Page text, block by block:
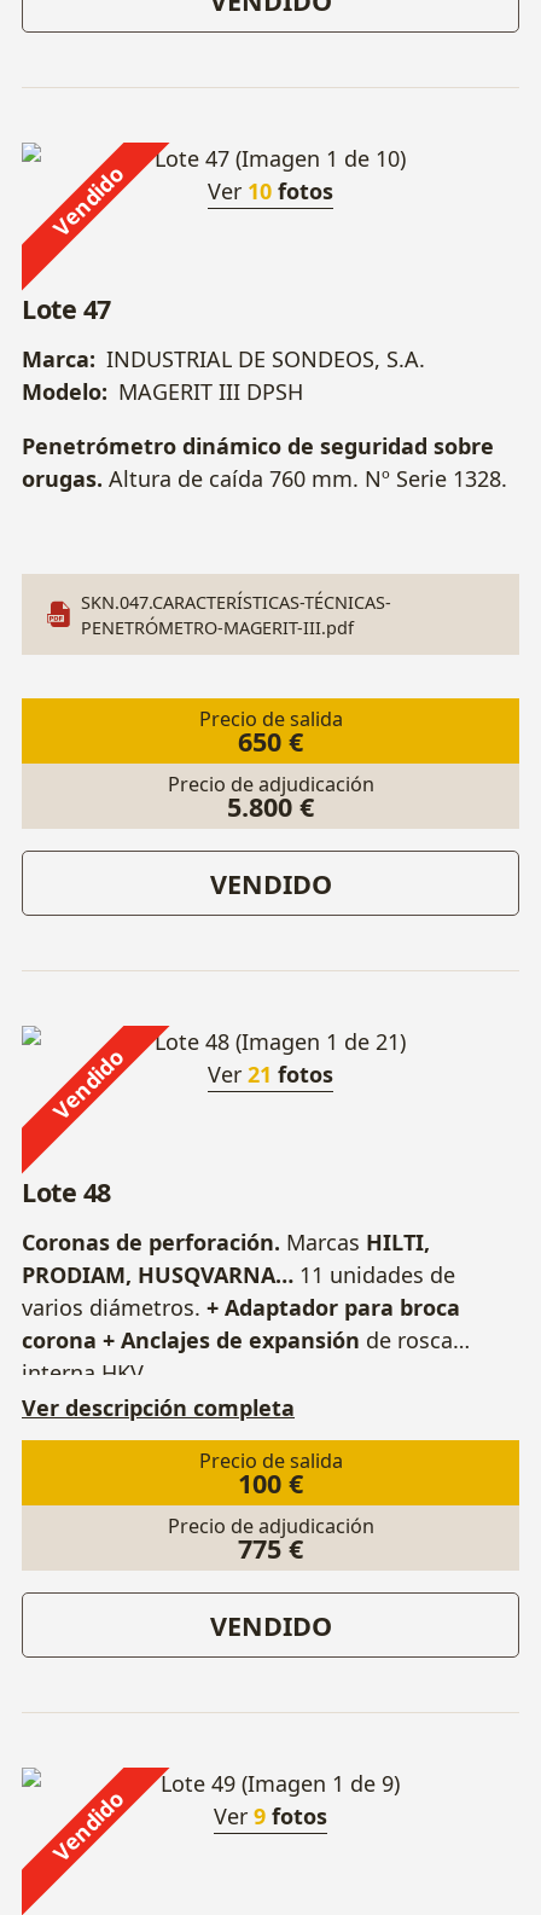
Vendido Ver 10 fotos
Lote 47
Marca: INDUSTRIAL DE SONDEOS, S.A.
Modelo: MAGERIT III DPSH
Penetrómetro dinámico de seguridad sobre
orugas. Altura de caída 760 mm. Nº Serie 1328.
SKN.047.CARACTERÍSTICAS-TÉCNICAS-
PENETRÓMETRO-MAGERIT-III.pdf
Precio de salida
650 €
Precio de adjudicación
5.800 €
VENDIDO
Vendido Ver 21 fotos
Lote 48
Coronas de perforación. Marcas HILTI,
PRODIAM, HUSQVARNA… 11 unidades de
varios diámetros. + Adaptador para broca
corona + Anclajes de expansión de rosca
interna HKV.
Ver descripción completa
Precio de salida
100 €
Precio de adjudicación
775 €
VENDIDO
Vendido Ver 9 fotos